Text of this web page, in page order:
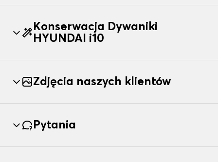
Konserwacja Dywaniki
HYUNDAI i10
Zdjęcia naszych klientów
Pytania